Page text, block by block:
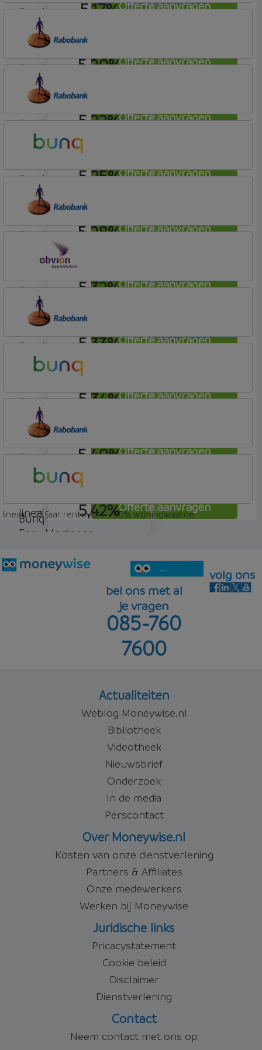
Offerte aanvragen
5,17%
Offerte aanvragen
lineair
5,20%
Offerte aanvragen
Tulp Hypotheken
Tulp Riant Hypotheek
lineair
5,22%
Offerte aanvragen
Rabobank Spaarbank
Plusvoorwaarden (Incl. Korting)
lineair
5,25%
Offerte aanvragen
Basisvoorwaarden
lineair
5,28%
Offerte aanvragen
Bunq
Easy Mortgage
lineair
5,32%
Offerte aanvragen
Rabobank Spaarbank
Basisvoorwaarden
lineair
5,33%
Offerte aanvragen
OBVION Hypotheken
Woon Hypotheek
lineair
5,34%
Offerte aanvragen
Plusvoorwaarden
lineair
5,40%
Offerte aanvragen
Bunq
Easy Mortgage
lineair
5,42%
Offerte aanvragen
Plusvoorwaarden
lineair
5,45%
Offerte aanvragen
Bunq
Easy Mortgage
lineair
5,62%
lineair - 25 jaar rentevast - 90% woningwaarde
...
bel ons met al
je vragen
085-760
7600
volg ons
Actualiteiten
Weblog Moneywise.nl
Bibliotheek
Videotheek
Nieuwsbrief
Onderzoek
In de media
Perscontact
Over Moneywise.nl
Kosten van onze dienstverlening
Partners & Affiliates
Onze medewerkers
Werken bij Moneywise
Juridische links
Pricacystatement
Cookie beleid
Disclaimer
Dienstverlening
Contact
Neem contact met ons op